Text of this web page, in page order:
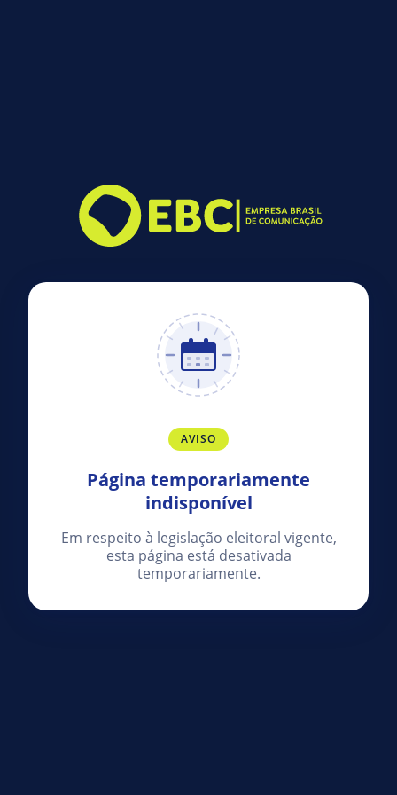
AVISO
Página temporariamente
indisponível
Em respeito à legislação eleitoral vigente,
esta página está desativada
temporariamente.